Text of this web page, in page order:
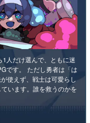
1人だけ選んで、ともに迷
です。 ただし勇者は「は
使えず、戦士は可愛らし
います。誰を救うのかを